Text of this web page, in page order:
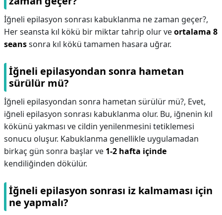
İğneli epilasyon sonrası kabuklanma ne zaman geçer?,
Her seansta kıl kökü bir miktar tahrip olur veortalama 8
seanssonra kıl kökü tamamen hasara uğrar.
İğneli epilasyondan sonra hametan
sürülür mü?
İğneli epilasyondan sonra hametan sürülür mü?, Evet,
iğneli epilasyon sonrası kabuklanma olur. Bu, iğnenin kıl
kökünü yakması ve cildin yenilenmesini tetiklemesi
sonucu oluşur. Kabuklanma genellikle uygulamadan
birkaç gün sonra başlar ve 1-2 hafta içinde
kendiliğinden dökülür.
İğneli epilasyon sonrası iz kalmaması için
ne yapmalı?